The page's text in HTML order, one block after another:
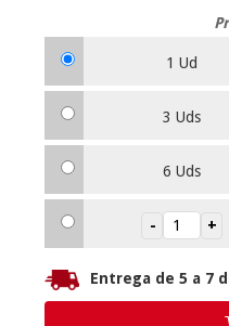
1 Ud
3 Uds
6 Uds
Entrega de 5 a 7